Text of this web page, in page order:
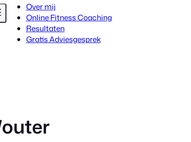
Over mij
Online Fitness Coaching
Resultaten
Gratis Adviesgesprek